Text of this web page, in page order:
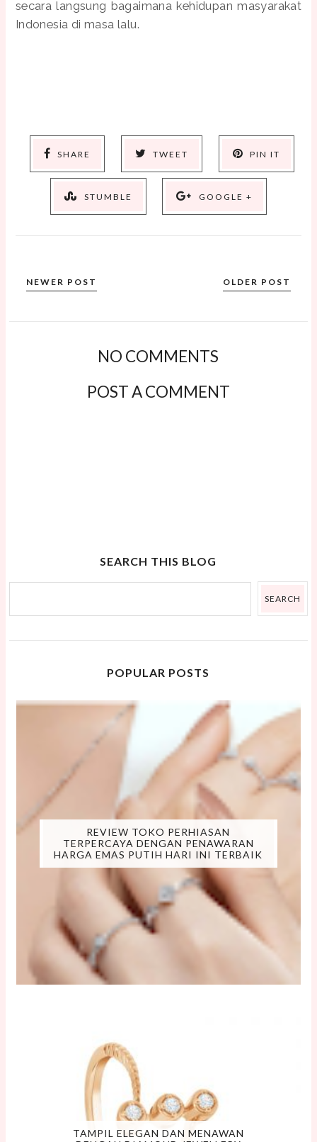
secara langsung bagaimana kehidupan masyarakat
Indonesia di masa lalu.
SHARE TWEET PIN IT
STUMBLE GOOGLE +
NEWER POST OLDER POST
NO COMMENTS
POST A COMMENT
SEARCH THIS BLOG
POPULAR POSTS
REVIEW TOKO PERHIASAN
TERPERCAYA DENGAN PENAWARAN
HARGA EMAS PUTIH HARI INI TERBAIK
TAMPIL ELEGAN DAN MENAWAN